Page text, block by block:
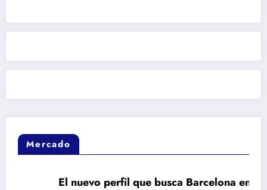
Mercado
El nuevo perfil que busca Barcelona en el